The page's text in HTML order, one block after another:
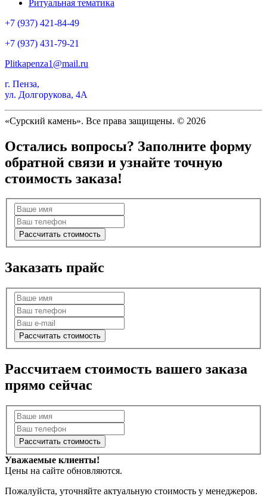
Ритуальная тематика
+7 (937) 421-84-49
+7 (937) 431-79-21
Plitkapenza1@mail.ru
г. Пенза,
ул. Долгорукова, 4А
«Сурский камень». Все права защищены. © 2026
Остались вопросы? Заполните форму
обратной связи и узнайте точную
стоимость заказа!
Рассчитать стоимость
Заказать прайс
Рассчитать стоимость
Расcчитаем стоимость вашего заказа
прямо сейчас
Рассчитать стоимость
Уважаемые клиенты!
Цены на сайте обновляются.
Пожалуйста, уточняйте актуальную стоимость у менеджеров.